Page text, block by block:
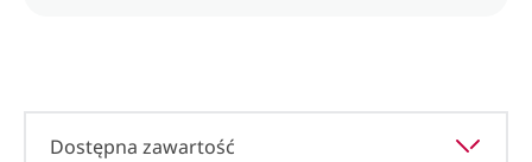
Dostępna zawartość